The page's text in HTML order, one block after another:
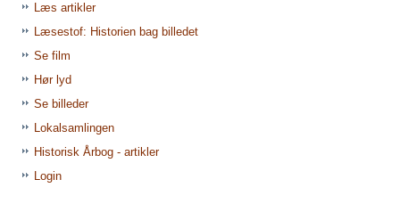
Læs artikler
Læsestof: Historien bag billedet
Se film
Hør lyd
Se billeder
Lokalsamlingen
Historisk Årbog - artikler
Login